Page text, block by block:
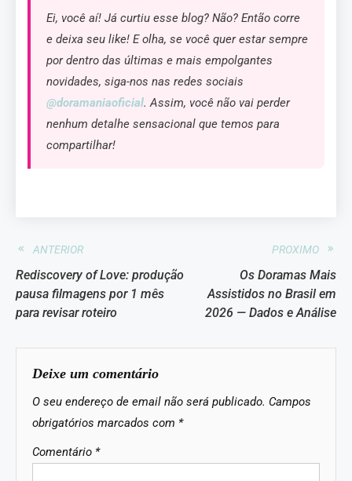
Ei, você aí! Já curtiu esse blog? Não? Então corre
e deixa seu like! E olha, se você quer estar sempre
por dentro das últimas e mais empolgantes
novidades, siga-nos nas redes sociais
@doramaniaoficial. Assim, você não vai perder
nenhum detalhe sensacional que temos para
compartilhar!
ANTERIOR
Rediscovery of Love: produção
pausa filmagens por 1 mês
para revisar roteiro
PROXIMO
Os Doramas Mais
Assistidos no Brasil em
2026 — Dados e Análise
Deixe um comentário
O seu endereço de email não será publicado. Campos
obrigatórios marcados com *
Comentário *